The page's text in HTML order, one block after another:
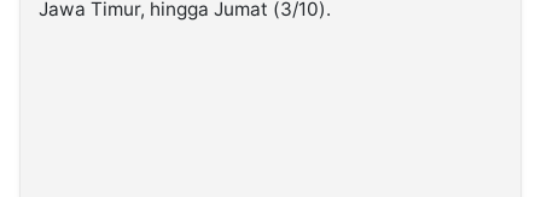
Kabarbaru.co
Jawa Timur, hingga Jumat (3/10).